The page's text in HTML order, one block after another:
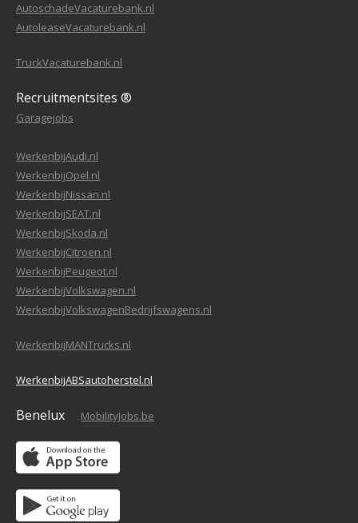
AutoschadeVacaturebank.nl
AutoleaseVacaturebank.nl
TruckVacaturebank.nl
Recruitmentsites ®
Garagejobs
WerkenbijAudi.nl
WerkenbijOpel.nl
WerkenbijNissan.nl
WerkenbijSEAT.nl
WerkenbijSkoda.nl
WerkenbijCitroen.nl
WerkenbijPeugeot.nl
WerkenbijVolkswagen.nl
WerkenbijVolkswagenBedrijfswagens.nl
WerkenbijMANTrucks.nl
WerkenbijABSautoherstel.nl
Benelux MobilityJobs.be